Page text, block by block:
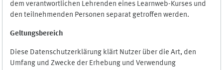
dem verantwortlichen Lehrenden eines Learnweb-Kurses und
den teilnehmenden Personen separat getroffen werden.
Geltungsbereich
Diese Datenschutzerklärung klärt Nutzer über die Art, den
Umfang und Zwecke der Erhebung und Verwendung